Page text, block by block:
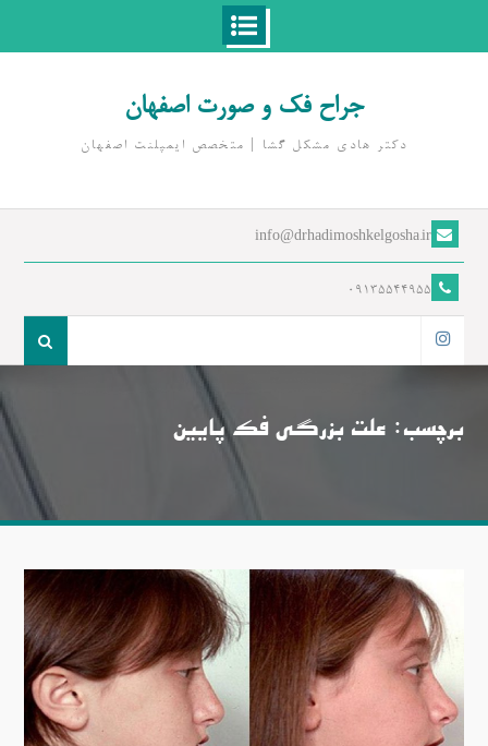
جراح فک و صورت اصفهان
دکتر هادی مشکل گشا | متخصص ايمپلنت اصفهان
info@drhadimoshkelgosha.ir
09135544955
برچسب: علت بزرگی فک پایین